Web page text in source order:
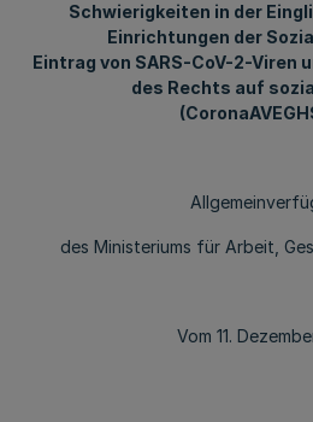
Schwierigkeiten in der
Einrichtungen der
Eintrag von SARS-CoV-2-Viren
des Rechts auf
des Ministeriums für Arbeit,
Vom 11.